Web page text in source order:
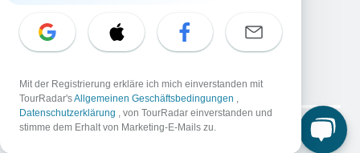
Schweiz +41 225 183 195
E-Mail: support@tourradar.com
EN DE ES FR NL
Copyright © TourRadar. Alle Rechte vorbehalten.
Mit der Registrierung erkläre ich mich einverstanden mit
TourRadar'sAllgemeinen Geschäftsbedingungen ,
Datenschutzerklärung , von TourRadar einverstanden und
stimme dem Erhalt von Marketing-E-Mails zu.